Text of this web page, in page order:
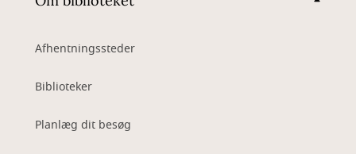
Afhentningssteder
Biblioteker
Planlæg dit besøg